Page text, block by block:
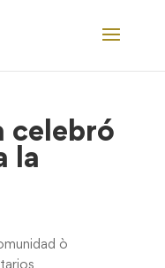
celebró
la
ò